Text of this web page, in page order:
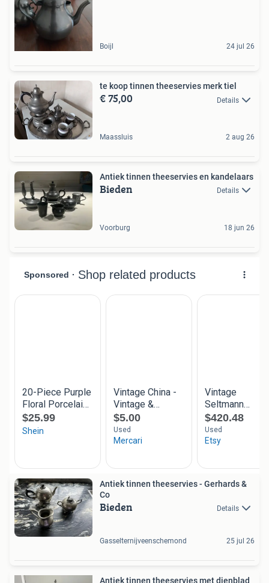
Boijl 24 jul 26
te koop tinnen theeservies merk tiel
€ 75,00 Details
Maassluis 2 aug 26
Antiek tinnen theeservies en kandelaars
Bieden Details
Voorburg 18 jun 26
Antiek tinnen theeservies - Gerhards &
Co
Bieden Details
Gasselternijveenschemond 25 jul 26
Antiek tinnen theeservies met dienblad